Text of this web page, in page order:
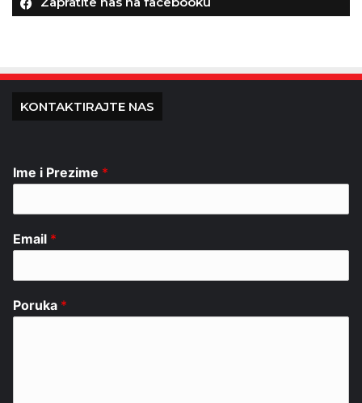
KONTAKTIRAJTE NAS
Ime i Prezime *
Email *
Poruka *